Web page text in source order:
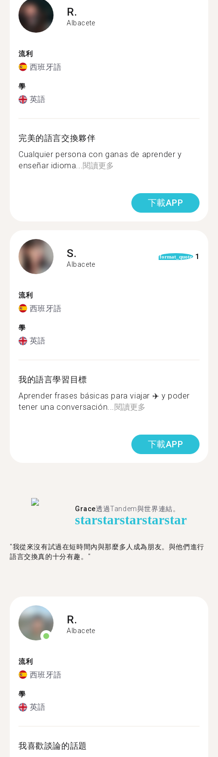
R.
Albacete
流利
西班牙語
學
英語
完美的語言交換夥伴
Cualquier persona con ganas de aprender y
enseñar idioma...閱讀更多
下載APP
S.
Albacete
format_quote 1
流利
西班牙語
學
英語
我的語言學習目標
Aprender frases básicas para viajar ✈️ y poder
tener una conversación...閱讀更多
下載APP
Grace透過Tandem與世界連結。
starstarstarstarstar
"我從來沒有試過在短時間內與那麼多人成為朋友。與他們進行
語言交換真的十分有趣。"
R.
Albacete
流利
西班牙語
學
英語
我喜歡談論的話題